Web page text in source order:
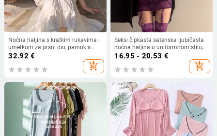
Noćna haljina s kratkim rukavima i
umetkom za prsni dio, pamuk s
teksturom oblaka, jednobojna,
32.92 €
add_shopping_cart
Seksi čipkasta satenska ljubičasta
noćna haljina u uniformnom stilu,
push-up efekt, donje rublje za
16.95 - 20.53 €
add_shopping_cart